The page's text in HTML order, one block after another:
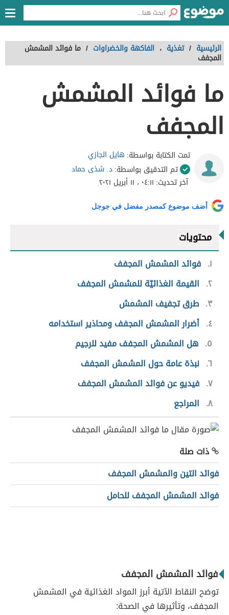
الرئيسية / تغذية ، الفاكهة والخضراوات / ما فوائد المشمش
المجفف
ما فوائد المشمش
المجفف
تمت الكتابة بواسطة: هايل الجازي
تم التدقيق بواسطة:د. شذى حماد
آخر تحديث: ٠٤:١١ ، ١١ أبريل ٢٠٢١
أضف موضوع كمصدر مفضل في جوجل
محتويات
١ فوائد المشمش المجفف
٢ القيمة الغذائيّة للمشمش المجفف
٣ طرق تجفيف المشمش
٤ أضرار المشمش المجفف ومحاذير استخدامه
٥ هل المشمش المجفف مفيد للرجيم
٦ نبذة عامة حول المشمش المجفف
٧ فيديو عن فوائد المشمش المجفف
٨ المراجع
ذات صلة
فوائد التين والمشمش المجفف
فوائد المشمش المجفف للحامل
فوائد المشمش المجفف
توضح النقاط الآتية أبرز المواد الغذائية في المشمش
المجفف، وتأثيرها في الصحة: